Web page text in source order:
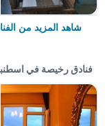
شاهد المزيد من
فنادق رخيصة في